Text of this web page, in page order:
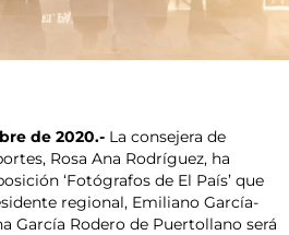
de 2020.- La consejera de
Rosa Ana Rodríguez, ha
‘Fotógrafos de El País’ que
regional, Emiliano García-
García Rodero de Puertollano será